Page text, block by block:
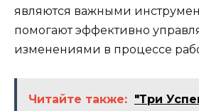
являются важными
помогают эффективно
изменениями в процессе
Читайте также: "Три